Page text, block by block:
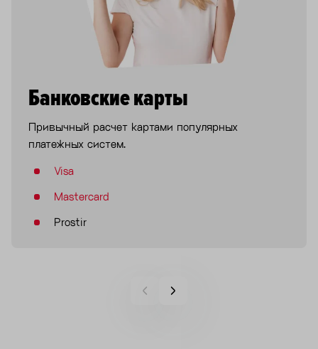
Банковские карты
Привычный расчет картами популярных
платежных систем.
Visa
Mastercard
Prostir